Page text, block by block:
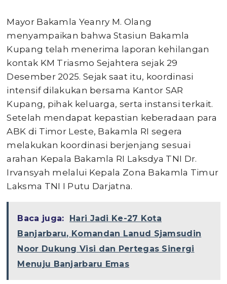
Mayor Bakamla Yeanry M. Olang
menyampaikan bahwa Stasiun Bakamla
Kupang telah menerima laporan kehilangan
kontak KM Triasmo Sejahtera sejak 29
Desember 2025. Sejak saat itu, koordinasi
intensif dilakukan bersama Kantor SAR
Kupang, pihak keluarga, serta instansi terkait.
Setelah mendapat kepastian keberadaan para
ABK di Timor Leste, Bakamla RI segera
melakukan koordinasi berjenjang sesuai
arahan Kepala Bakamla RI Laksdya TNI Dr.
Irvansyah melalui Kepala Zona Bakamla Timur
Laksma TNI I Putu Darjatna.
Baca juga:
Hari Jadi Ke-27 Kota
Banjarbaru, Komandan Lanud Sjamsudin
Noor Dukung Visi dan Pertegas Sinergi
Menuju Banjarbaru Emas